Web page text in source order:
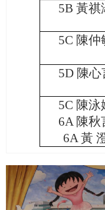
5B 黃祺
5C 陳仲
5D 陳心
5C 陳泳
6A 陳秋
6A黃